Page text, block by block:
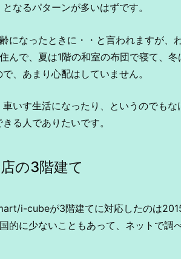
なるパターンが多いはずです。
になったときに・・と言われますが、
んで、夏は1階の和室の布団で寝て、
、あまり心配はしていません。
いす生活になったり、というのでも
る人でありたいです。
の3階建て
i-cubeが3階建てに対応したのは
的に少ないこともあって、ネットで